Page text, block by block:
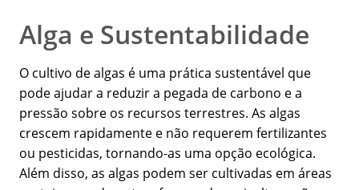
Alga e Sustentabilidade
O cultivo de algas é uma prática sustentável que
pode ajudar a reduzir a pegada de carbono e a
pressão sobre os recursos terrestres. As algas
crescem rapidamente e não requerem fertilizantes
ou pesticidas, tornando-as uma opção ecológica.
Além disso, as algas podem ser cultivadas em áreas